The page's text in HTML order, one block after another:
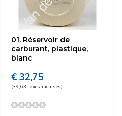
01. Réservoir de
carburant, plastique,
blanc
€ 32,75
(39,63 Taxes incluses)